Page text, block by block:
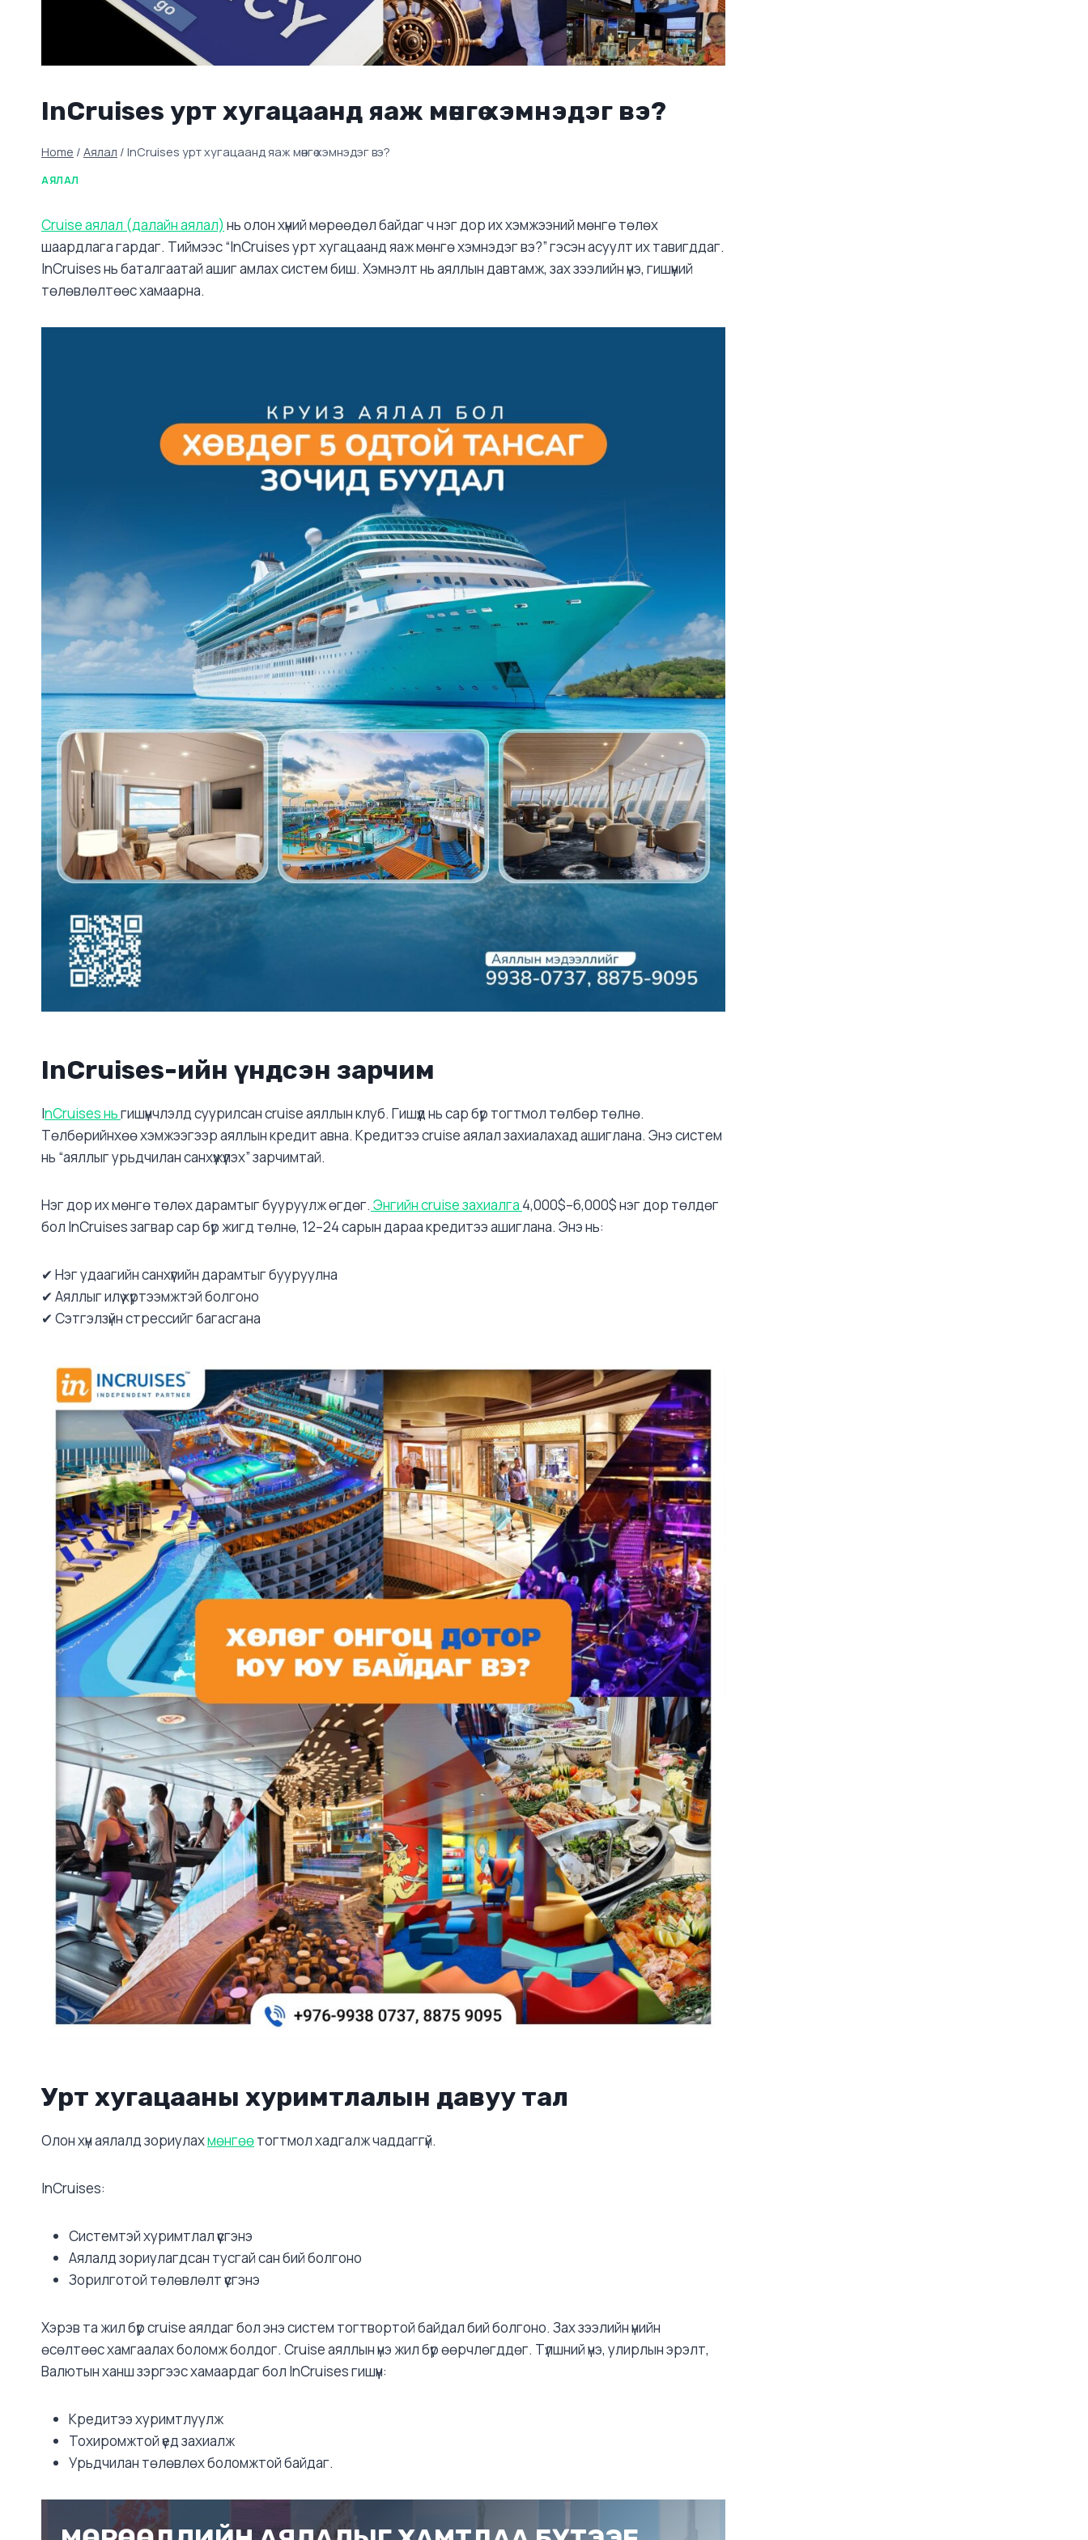
InCruises урт хугацаанд яаж мөнгө хэмнэдэг вэ?
Home / Аялал / InCruises урт хугацаанд яаж мөнгө хэмнэдэг вэ?
АЯЛАЛ
Cruise аялал (далайн аялал) нь олон хүний мөрөөдөл байдаг ч нэг дор их хэмжээний мөнгө төлөх
шаардлага гардаг. Тиймээс “InCruises урт хугацаанд яаж мөнгө хэмнэдэг вэ?” гэсэн асуулт их тавигддаг.
InCruises нь баталгаатай ашиг амлах систем биш. Хэмнэлт нь аяллын давтамж, зах зээлийн үнэ, гишүүний
төлөвлөлтөөс хамаарна.
InCruises-ийн үндсэн зарчим
InCruises ньгишүүнчлэлд суурилсан cruise аяллын клуб. Гишүүд нь сар бүр тогтмол төлбөр төлнө.
Төлбөрийнхөө хэмжээгээр аяллын кредит авна. Кредитээ cruise аялал захиалахад ашиглана. Энэ систем
нь “аяллыг урьдчилан санхүүжүүлэх” зарчимтай.
Нэг дор их мөнгө төлөх дарамтыг бууруулж өгдөг. Энгийн cruise захиалга 4,000$–6,000$ нэг дор төлдөг
бол InCruises загвар сар бүр жигд төлнө, 12–24 сарын дараа кредитээ ашиглана. Энэ нь:
✔ Нэг удаагийн санхүүгийн дарамтыг бууруулна
✔ Аяллыг илүү хүртээмжтэй болгоно
✔ Сэтгэлзүйн стрессийг багасгана
Урт хугацааны хуримтлалын давуу тал
Олон хүн аялалд зориулахмөнгөөтогтмол хадгалж чаддаггүй.
InCruises:
Системтэй хуримтлал үүсгэнэ
Аялалд зориулагдсан тусгай сан бий болгоно
Зорилготой төлөвлөлт үүсгэнэ
Хэрэв та жил бүр cruise аялдаг бол энэ систем тогтвортой байдал бий болгоно. Зах зээлийн үнийн
өсөлтөөс хамгаалах боломж болдог. Cruise аяллын үнэ жил бүр өөрчлөгддөг. Түлшний үнэ, улирлын эрэлт,
Валютын ханш зэргээс хамаардаг бол InCruises гишүүн:
Кредитээ хуримтлуулж
Тохиромжтой үед захиалж
Урьдчилан төлөвлөх боломжтой байдаг.